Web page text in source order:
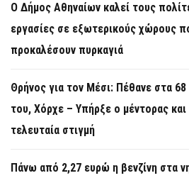
Ο Δήμος Αθηναίων καλεί τους
εργασίες σε εξωτερικούς χώρους
προκαλέσουν πυρκαγιά
Θρήνος για τον Μέσι: Πέθανε στα
του, Χόρχε – Υπήρξε ο μέντορας και
τελευταία στιγμή
Πάνω από 2,27 ευρώ η βενζίνη στα